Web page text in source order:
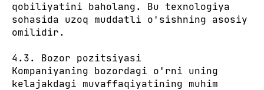
qobiliyatini baholang. Bu texnologiya
sohasida uzoq muddatli o'sishning asosiy
omilidir.
4.3. Bozor pozitsiyasi
Kompaniyaning bozordagi o'rni uning
kelajakdagi muvaffaqiyatining muhim